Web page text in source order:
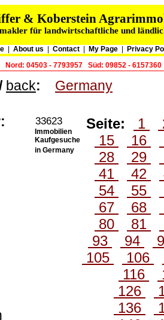
& Koberstein
für landwirtschaftliche und
About us Contact My Page
Privacy
Nord: 04503 - 7793957 Süd: 09852 - 6157360
back: Germany
33623
Immobilien
Kaufgesuche
in Germany
Seite: 1
15
16
28
29
41
42
54
55
67
68
80
81
93
94
105
106
116
126
136